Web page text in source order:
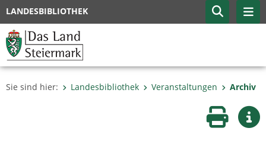
LANDESBIBLIOTHEK
Sie sind hier: Landesbibliothek Veranstaltungen Archiv
Seite